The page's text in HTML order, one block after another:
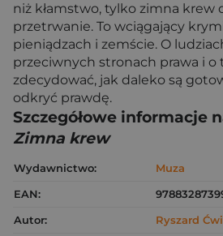
niż kłamstwo, tylko zimna krew
przetrwanie. To wciągający
pieniądzach i zemście. O
przeciwnych stronach prawa i o
zdecydować, jak daleko są
odkryć prawdę.
Szczegółowe informacje
Zimna krew
Wydawnictwo:
Muza
EAN:
Autor:
Ryszard